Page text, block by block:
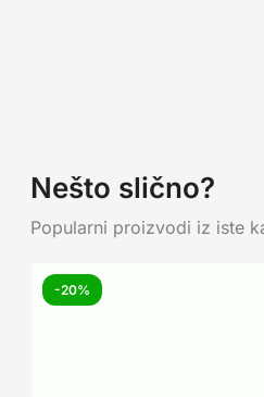
Nešto slično?
Popularni proizvodi iz iste
-20%